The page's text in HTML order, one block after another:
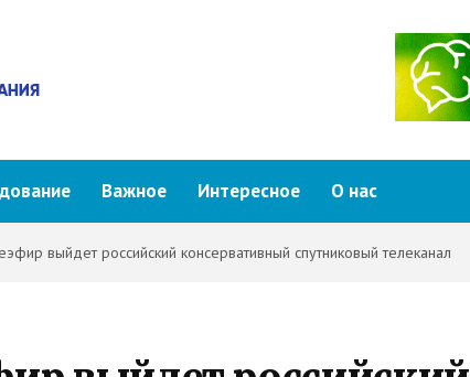
Важное Интересное О нас
выйдет российский консервативный спутниковый телеканал